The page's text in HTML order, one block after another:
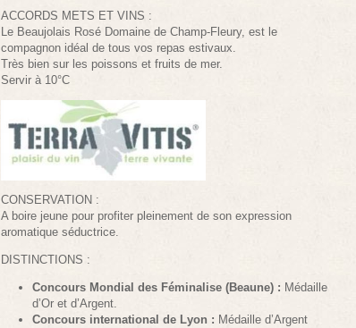
ACCORDS METS ET VINS :
Le Beaujolais Rosé Domaine de Champ-Fleury, est le
compagnon idéal de tous vos repas estivaux.
Très bien sur les poissons et fruits de mer.
Servir à 10°C
CONSERVATION :
A boire jeune pour profiter pleinement de son expression
aromatique séductrice.
DISTINCTIONS :
Concours Mondial des Féminalise (Beaune) : Médaille
d’Or et d’Argent.
Concours international de Lyon : Médaille d’Argent